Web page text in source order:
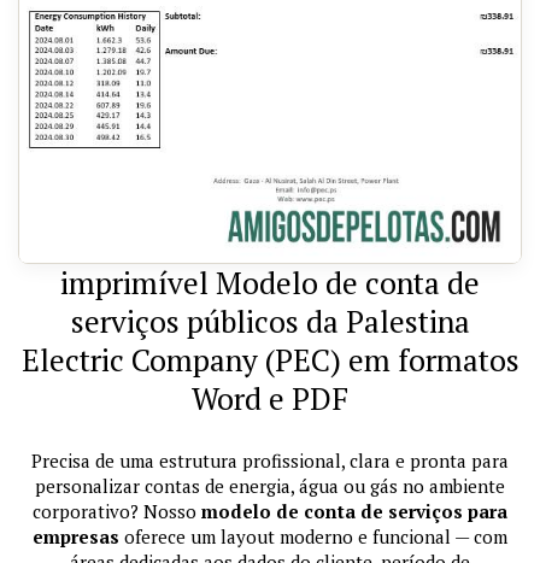
imprimível Modelo de conta de
serviços públicos da Palestina
Electric Company (PEC) em formatos
Word e PDF
Precisa de uma estrutura profissional, clara e pronta para
personalizar contas de energia, água ou gás no ambiente
corporativo? Nosso modelo de conta de serviços para
empresas oferece um layout moderno e funcional — com